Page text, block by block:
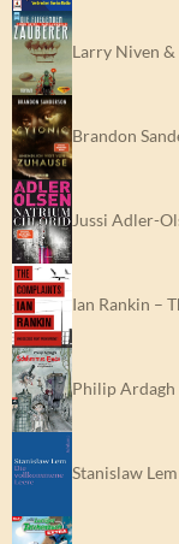
Larry Niven
Brandon
Jussi Adler-
Ian Rankin –
Philip Ardagh
Stanislaw